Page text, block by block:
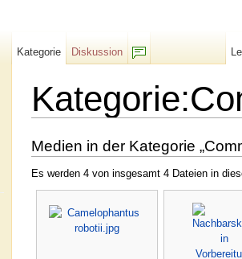
Medien in der Kategorie
Es werden 4 von insgesamt 4 Dateien in
Kategorie
Diskussion